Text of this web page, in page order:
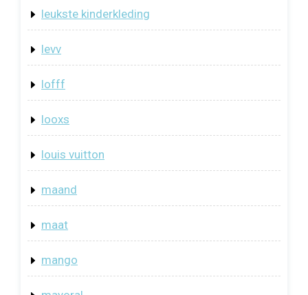
leukste kinderkleding
levv
lofff
looxs
louis vuitton
maand
maat
mango